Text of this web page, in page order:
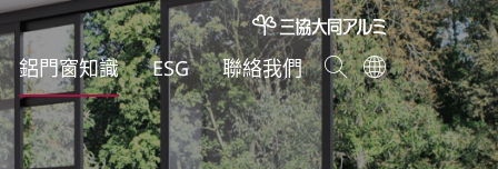
鋁門窗知識 ESG 聯絡我們